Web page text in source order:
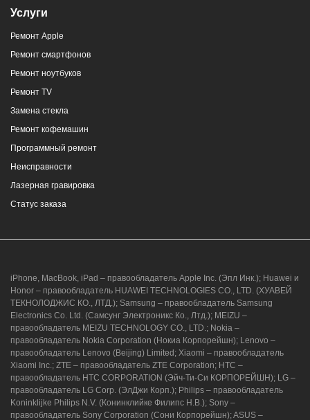
Услуги
Ремонт Apple
Ремонт смартфонов
Ремонт ноутбуков
Ремонт TV
Замена стекла
Ремонт кофемашин
Программный ремонт
Неисправности
Лазерная гравировка
Статус заказа
iPhone, MacBook, iPad – правообладатель Apple Inc. (Эпл Инк.); Huawei и
Honor – правообладатель HUAWEI TECHNOLOGIES CO., LTD. (ХУАВЕЙ
ТЕКНОЛОДЖИС КО., ЛТД.); Samsung – правообладатель Samsung
Electronics Co. Ltd. (Самсунг Электроникс Ко., Лтд.); MEIZU –
правообладатель MEIZU TECHNOLOGY CO., LTD.; Nokia –
правообладатель Nokia Corporation (Нокиа Корпорейшн); Lenovo –
правообладатель Lenovo (Beijing) Limited; Xiaomi – правообладатель
Xiaomi Inc.; ZTE – правообладатель ZTE Corporation; HTC –
правообладатель HTC CORPORATION (Эйч-Ти-Си КОРПОРЕЙШН); LG –
правообладатель LG Corp. (ЭлДжи Корп.); Philips – правообладатель
Koninklijke Philips N.V. (Конинклийке Филипс Н.В.); Sony –
правообладатель Sony Corporation (Сони Корпорейшн); ASUS –